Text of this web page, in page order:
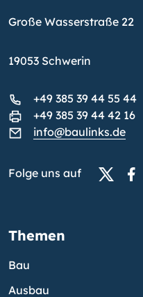
Große Wasserstraße 22
19053 Schwerin
+49 385 39 44 55 44
+49 385 39 44 42 16
info@baulinks.de
Folge uns auf
Themen
Bau
Ausbau